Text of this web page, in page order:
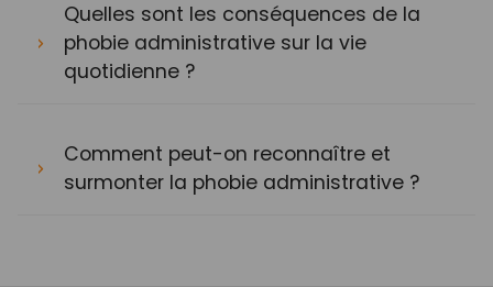
Quelles sont les conséquences de la
phobie administrative sur la vie
quotidienne ?
Comment peut-on reconnaître et
surmonter la phobie administrative ?